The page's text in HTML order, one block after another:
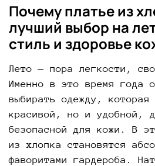
Почему платье из
лучший выбор на
стиль и здоровье
Лето — пора легкости,
Именно в это время года
выбирать одежду,
красивой, но и удобной,
безопасной для кожи. В
из хлопка становятся
фаворитами гардероба.